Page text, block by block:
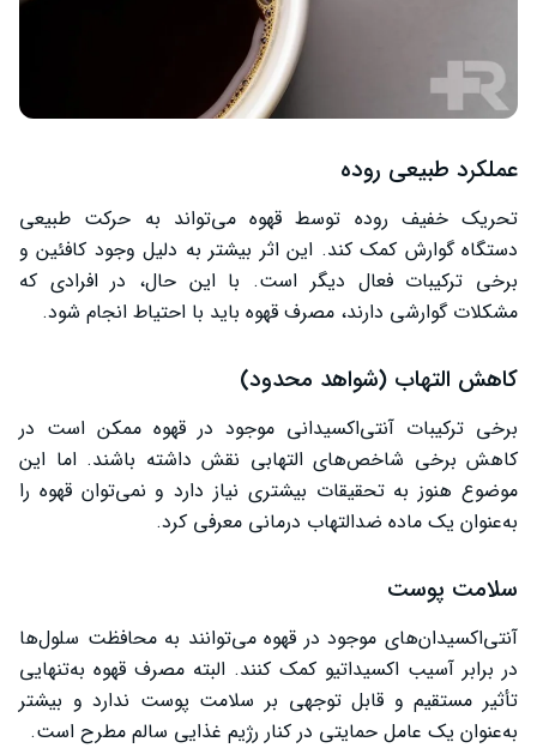
عملکرد طبیعی روده
تحریک خفیف روده توسط قهوه می‌تواند به حرکت طبیعی
دستگاه گوارش کمک کند. این اثر بیشتر به دلیل وجود کافئین و
برخی ترکیبات فعال دیگر است. با این حال، در افرادی که
مشکلات گوارشی دارند، مصرف قهوه باید با احتیاط انجام شود.
کاهش التهاب (شواهد محدود)
برخی ترکیبات آنتی‌اکسیدانی موجود در قهوه ممکن است در
کاهش برخی شاخص‌های التهابی نقش داشته باشند. اما این
موضوع هنوز به تحقیقات بیشتری نیاز دارد و نمی‌توان قهوه را
به‌عنوان یک ماده ضدالتهاب درمانی معرفی کرد.
سلامت پوست
آنتی‌اکسیدان‌های موجود در قهوه می‌توانند به محافظت سلول‌ها
در برابر آسیب اکسیداتیو کمک کنند. البته مصرف قهوه به‌تنهایی
تأثیر مستقیم و قابل توجهی بر سلامت پوست ندارد و بیشتر
به‌عنوان یک عامل حمایتی در کنار رژیم غذایی سالم مطرح است.